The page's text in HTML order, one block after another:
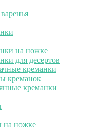
на ножке
для десертов
креманки
креманок
креманки
на ножке